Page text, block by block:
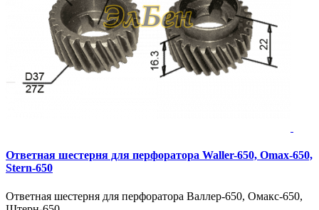
Ответная шестерня для перфоратора Waller-650, Omax-650,
Stern-650
Ответная шестерня для перфоратора Валлер-650, Омакс-650,